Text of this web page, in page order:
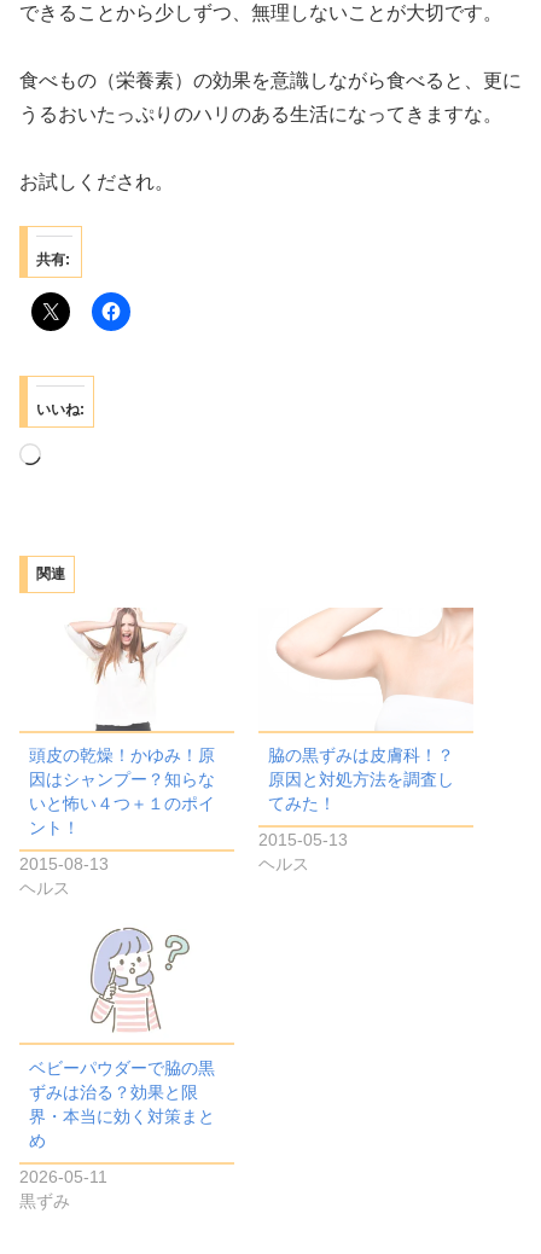
できることから少しずつ、無理しないことが大切です。
食べもの（栄養素）の効果を意識しながら食べると、更に
うるおいたっぷりのハリのある生活になってきますな。
お試しくだされ。
共有:
いいね:
読
み
中…
関連
頭皮の乾燥！かゆみ！原
因はシャンプー？知らな
いと怖い４つ＋１のポイ
ント！
2015-08-13
ヘルス
脇の黒ずみは皮膚科！？
原因と対処方法を調査し
てみた！
2015-05-13
ヘルス
ベビーパウダーで脇の黒
ずみは治る？効果と限
界・本当に効く対策まと
め
2026-05-11
黒ずみ